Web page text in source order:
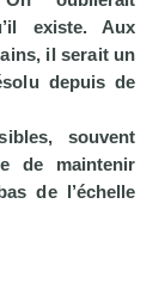
existe. Aux
il serait un
depuis de
souvent
de maintenir
de l’échelle